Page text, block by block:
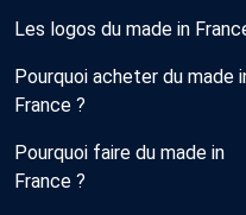
Les logos du made in
Pourquoi acheter du made
France ?
Pourquoi faire du made in
France ?